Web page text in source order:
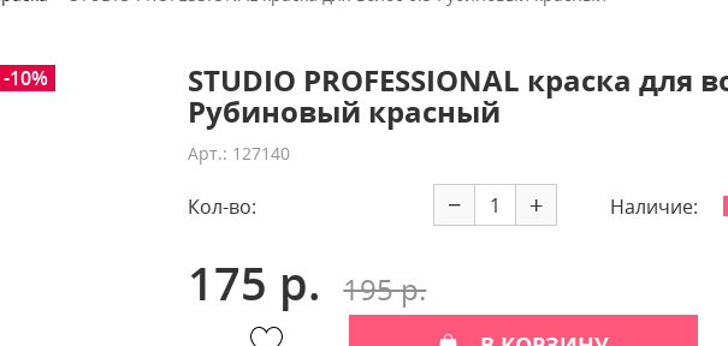
-10% STUDIO PROFESSIONAL краска для
Рубиновый красный
Арт.: 127140
Кол-во: − + Наличие:
175 р. 195 р.